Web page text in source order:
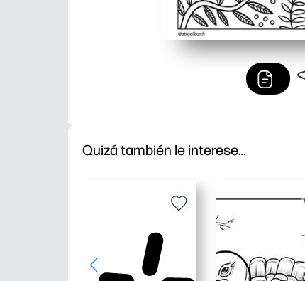
Quizá también le interese…